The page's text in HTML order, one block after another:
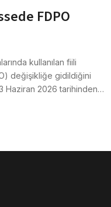
FDPO
kullanılan fiili
değişikliğe gidildiğini
Haziran 2026 tarihinden…